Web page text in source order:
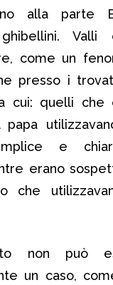
alla parte
ghibellini.
come un
presso i
cui: quelli che
e
erano
che
non può
un caso,